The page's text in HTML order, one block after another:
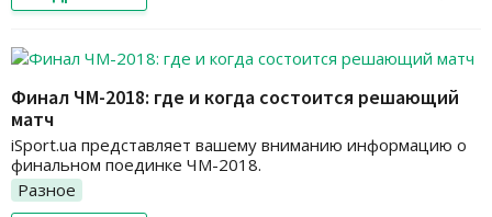
Финал ЧМ-2018: где и когда состоится решающий
матч
iSport.ua представляет вашему вниманию информацию о
финальном поединке ЧМ-2018.
Разное